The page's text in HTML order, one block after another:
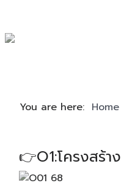
You are here: Home
👉O1:โครงสร้า